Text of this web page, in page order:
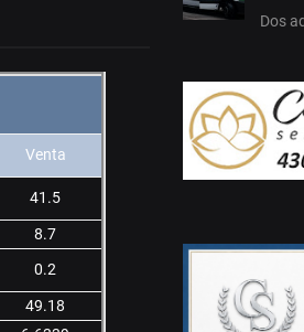
Venta
41.5
8.7
0.2
49.18
Dos